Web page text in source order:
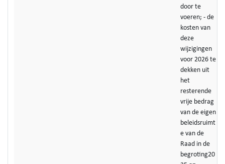
door te
voeren; - de
kosten van
deze
wijzigingen
voor 2026 te
dekken uit
het
resterende
vrije bedrag
van de eigen
beleidsruimt
e van de
Raad in de
begroting20